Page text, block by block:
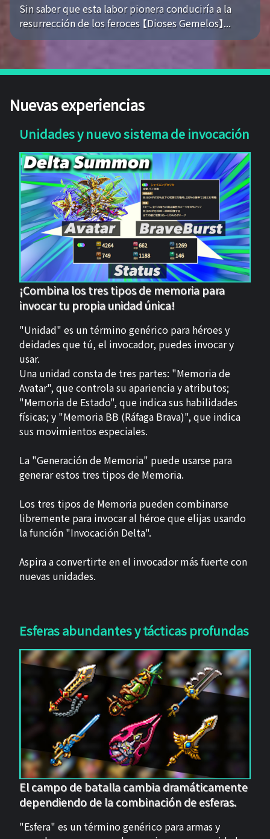
Sin saber que esta labor pionera conduciría a la
resurrección de los feroces 【Dioses Gemelos】...
Nuevas experiencias
Unidades y nuevo sistema de invocación
¡Combina los tres tipos de memoria para
invocar tu propia unidad única!
"Unidad" es un término genérico para héroes y
deidades que tú, el invocador, puedes invocar y
usar.
Una unidad consta de tres partes: "Memoria de
Avatar", que controla su apariencia y atributos;
"Memoria de Estado", que indica sus habilidades
físicas; y "Memoria BB (Ráfaga Brava)", que indica
sus movimientos especiales.
La "Generación de Memoria" puede usarse para
generar estos tres tipos de Memoria.
Los tres tipos de Memoria pueden combinarse
libremente para invocar al héroe que elijas usando
la función "Invocación Delta".
Aspira a convertirte en el invocador más fuerte con
nuevas unidades.
Esferas abundantes y tácticas profundas
El campo de batalla cambia dramáticamente
dependiendo de la combinación de esferas.
"Esfera" es un término genérico para armas y